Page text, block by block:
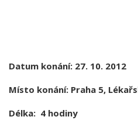
Datum konání: 27. 10. 2012
Místo konání: Praha 5,
Délka: 4 hodiny